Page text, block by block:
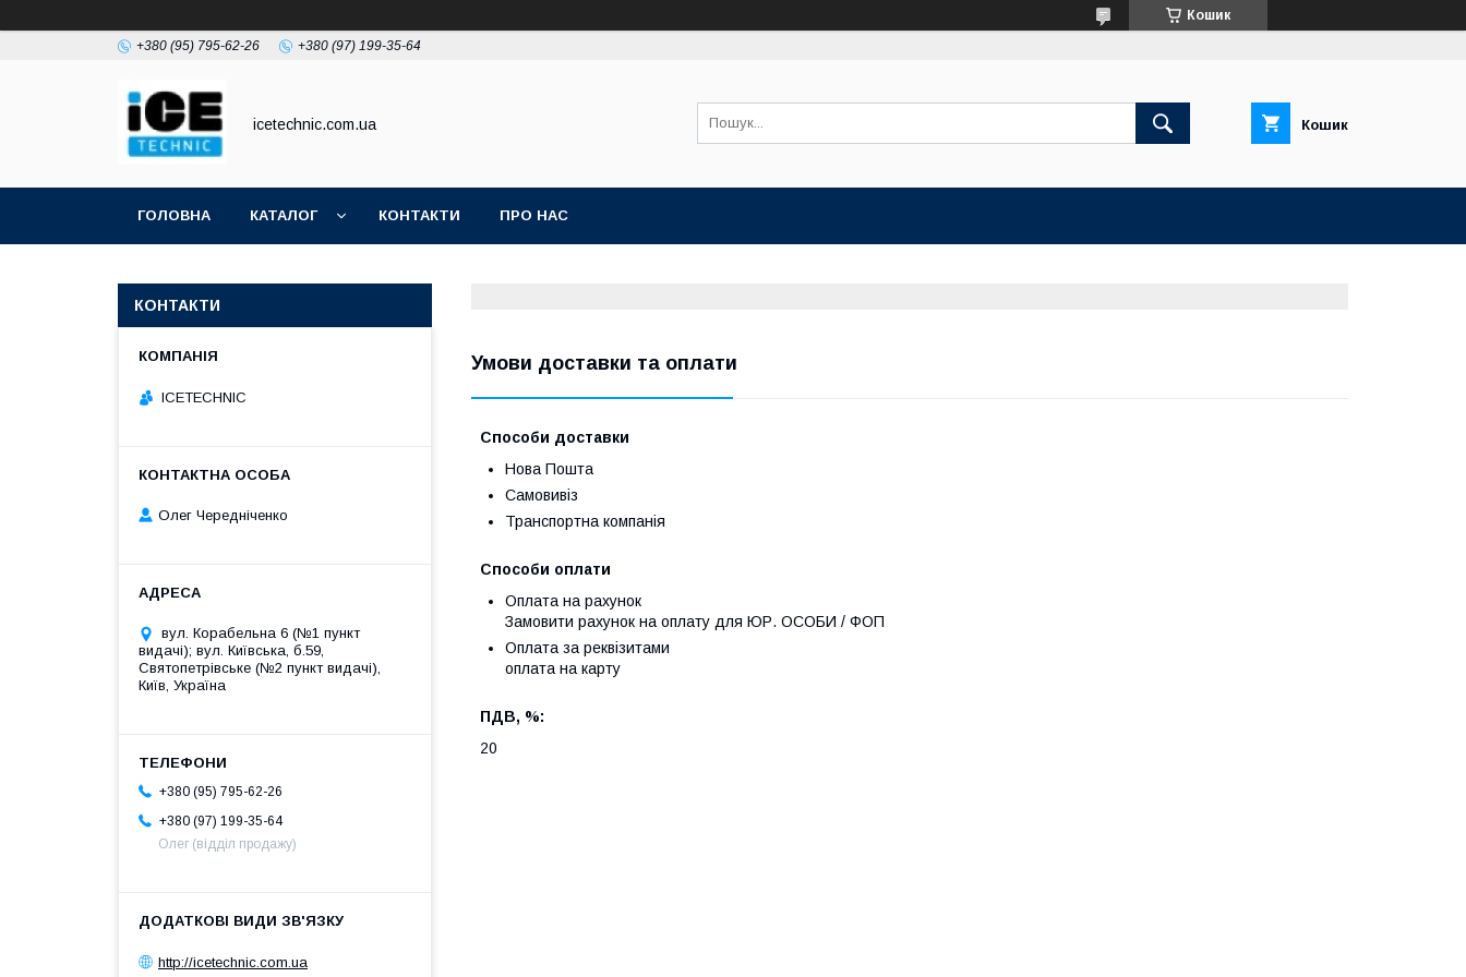
Кошик
+380 (95) 795-62-26 +380 (97) 199-35-64
icetechnic.com.ua Кошик
ГОЛОВНА КАТАЛОГ КОНТАКТИ ПРО НАС
Умови доставки та оплати
Способи доставки
Нова Пошта
Самовивіз
Транспортна компанія
Способи оплати
Оплата на рахунок
Замовити рахунок на оплату для ЮР. ОСОБИ / ФОП
Оплата за реквізитами
оплата на карту
ПДВ, %:
20
КОНТАКТИ
ICETECHNIC
Олег Чередніченко
вул. Корабельна 6 (№1 пункт
видачі); вул. Київська, б.59,
Святопетрівське (№2 пункт видачі),
Київ, Україна
+380 (95) 795-62-26
+380 (97) 199-35-64
Олег (відділ продажу)
http://icetechnic.com.ua